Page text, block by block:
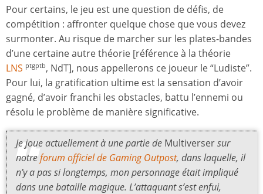
Pour certains, le jeu est une question de défis, de
compétition : affronter quelque chose que vous devez
surmonter. Au risque de marcher sur les plates-bandes
d’une certaine autre théorie [référence à la théorie
LNS ptgptb, NdT], nous appellerons ce joueur le “Ludiste”.
Pour lui, la gratification ultime est la sensation d’avoir
gagné, d’avoir franchi les obstacles, battu l’ennemi ou
résolu le problème de manière significative.
Je joue actuellement à une partie de Multiversersur
notreforum officiel de Gaming Outpost, dans laquelle, il
n’y a pas si longtemps, mon personnage était impliqué
dans une bataille magique. L’attaquant s’est enfui,